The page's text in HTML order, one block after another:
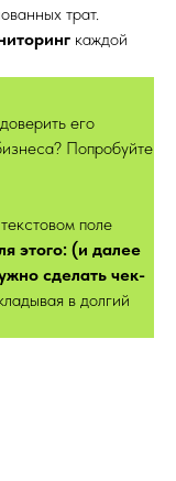
трат.
каждой
его
Попробуйте
поле
этого: (и далее
сделать чек-
в долгий